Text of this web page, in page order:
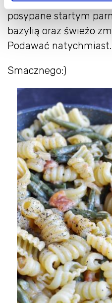
posypane startym
bazylią oraz świeżo
Podawać natychmiast.
Smacznego:)